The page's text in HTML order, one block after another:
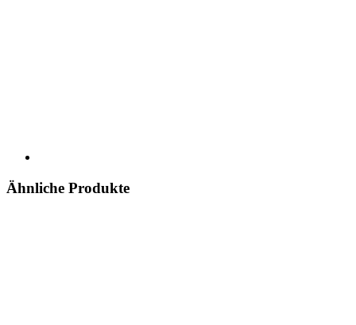
Ähnliche Produkte